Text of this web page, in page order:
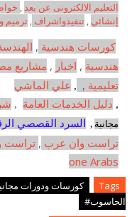
التعليم الالكترونى عن بعد,
إنشائي , تنفيذواشراف , ترميم
كورسات هندسية ,
هندسية , اخبار , مشاريع
تعليمية ,
, علي الماشي
, دليل الخدمات العامة ,
مجانية , السرد القصصي
تراست وان عرب , تراست
one Arabs
Tags كورسات ودورات
الحاسوب#